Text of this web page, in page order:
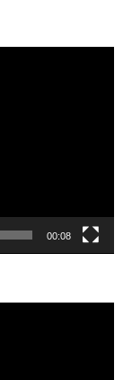
00:08